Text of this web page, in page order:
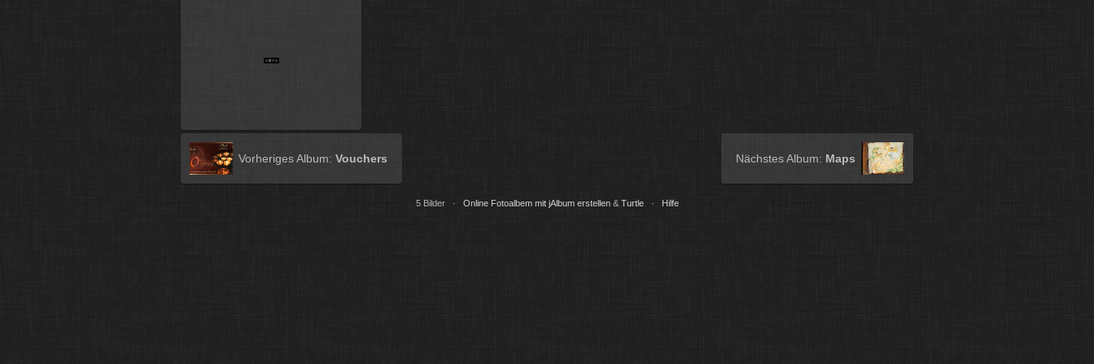
Nächstes Album: Maps
Vorheriges Album:Vouchers
5 Bilder · Online Fotoalbem mit jAlbum erstellen& Turtle· Hilfe